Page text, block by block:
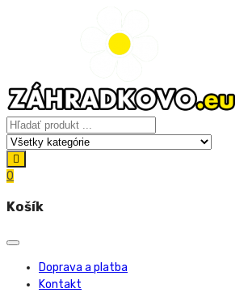
0
Košík
Doprava a platba
Kontakt